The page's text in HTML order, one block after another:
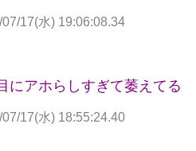
07/17(水) 19:06:08.34
にアホらしすぎて萎えてる
07/17(水) 18:55:24.40